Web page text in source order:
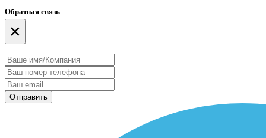
Обратная связь
×
Отправить